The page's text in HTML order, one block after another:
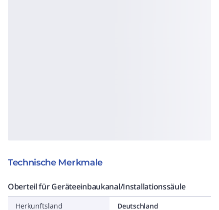
Technische Merkmale
Oberteil für Geräteeinbaukanal/Installationssäule
Herkunftsland Deutschland